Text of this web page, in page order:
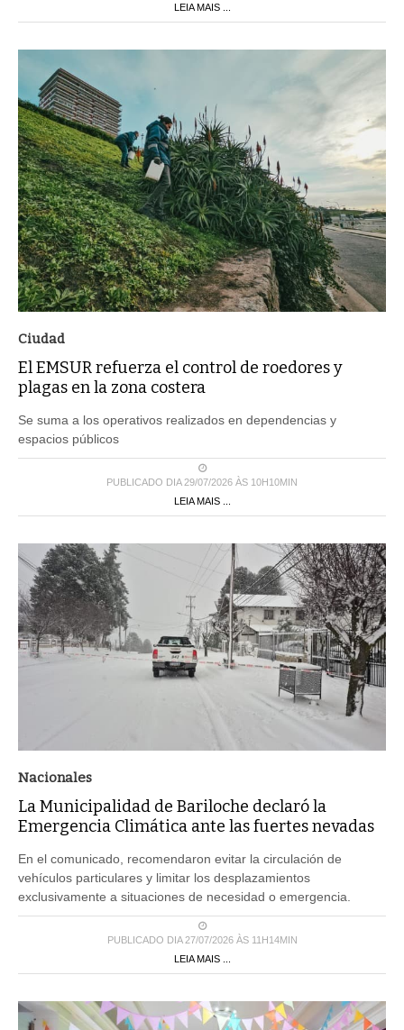
LEIA MAIS ...
Ciudad
El EMSUR refuerza el control de roedores y
plagas en la zona costera
Se suma a los operativos realizados en dependencias y
espacios públicos
PUBLICADO DIA 29/07/2026 ÀS 10H10MIN
LEIA MAIS ...
Nacionales
La Municipalidad de Bariloche declaró la
Emergencia Climática ante las fuertes nevadas
En el comunicado, recomendaron evitar la circulación de
vehículos particulares y limitar los desplazamientos
exclusivamente a situaciones de necesidad o emergencia.
PUBLICADO DIA 27/07/2026 ÀS 11H14MIN
LEIA MAIS ...